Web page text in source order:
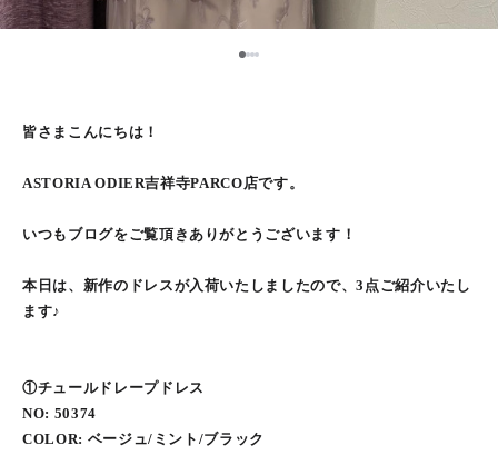
123
皆さまこんにちは！
ASTORIA ODIER吉祥寺PARCO店です。
いつもブログをご覧頂きありがとうございます！
本日は、新作のドレスが入荷いたしましたので、3点ご紹介いたし
ます♪
①チュールドレープドレス
NO: 50374
COLOR: ベージュ/ミント/ブラック